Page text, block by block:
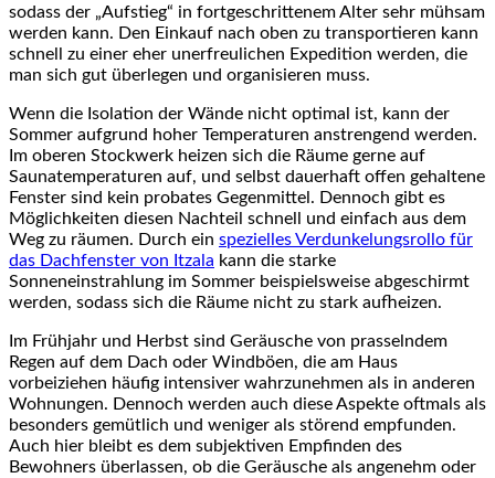
sodass der „Aufstieg“ in fortgeschrittenem Alter sehr mühsam
werden kann. Den Einkauf nach oben zu transportieren kann
schnell zu einer eher unerfreulichen Expedition werden, die
man sich gut überlegen und organisieren muss.
Wenn die Isolation der Wände nicht optimal ist, kann der
Sommer aufgrund hoher Temperaturen anstrengend werden.
Im oberen Stockwerk heizen sich die Räume gerne auf
Saunatemperaturen auf, und selbst dauerhaft offen gehaltene
Fenster sind kein probates Gegenmittel. Dennoch gibt es
Möglichkeiten diesen Nachteil schnell und einfach aus dem
Weg zu räumen. Durch ein spezielles Verdunkelungsrollo für
das Dachfenster von Itzala kann die starke
Sonneneinstrahlung im Sommer beispielsweise abgeschirmt
werden, sodass sich die Räume nicht zu stark aufheizen.
Im Frühjahr und Herbst sind Geräusche von prasselndem
Regen auf dem Dach oder Windböen, die am Haus
vorbeiziehen häufig intensiver wahrzunehmen als in anderen
Wohnungen. Dennoch werden auch diese Aspekte oftmals als
besonders gemütlich und weniger als störend empfunden.
Auch hier bleibt es dem subjektiven Empfinden des
Bewohners überlassen, ob die Geräusche als angenehm oder